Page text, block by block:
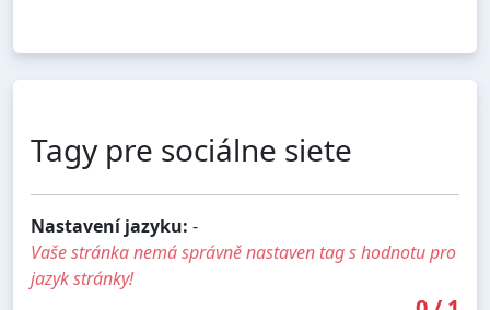
Tagy pre sociálne siete
Nastavení jazyku: -
Vaše stránka nemá správně nastaven tag s hodnotu pro
jazyk stránky!